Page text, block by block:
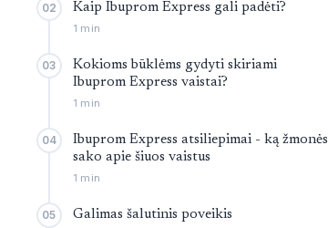
02 Kaip Ibuprom Express gali padėti?
1 min
03
Kokioms būklėms gydyti skiriami
Ibuprom Express vaistai?
1 min
04
Ibuprom Express atsiliepimai - ką žmonės
sako apie šiuos vaistus
1 min
05 Galimas šalutinis poveikis